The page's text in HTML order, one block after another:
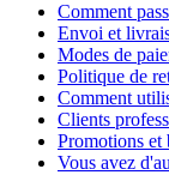
Comment
Envoi et
Modes de
Politique de
Comment
Clients
Promotions et
Vous avez